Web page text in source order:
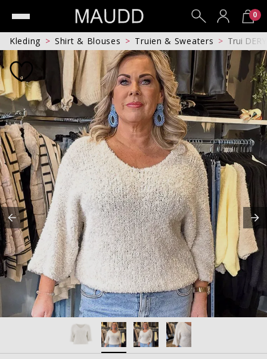
0
Kleding Shirt & Blouses Truien & Sweaters Trui